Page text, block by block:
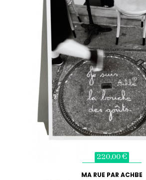
220,00 €
MA RUE PAR ACHBE